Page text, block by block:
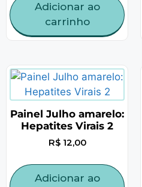
Adicionar ao
carrinho
Painel Julho amarelo:
Hepatites Virais 2
R$12,00
Adicionar ao